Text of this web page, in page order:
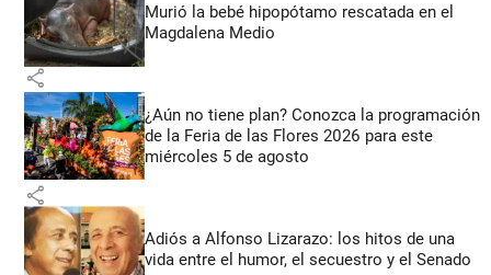
Murió la bebé hipopótamo rescatada en el
Magdalena Medio
share
¿Aún no tiene plan? Conozca la programación
de la Feria de las Flores 2026 para este
miércoles 5 de agosto
share
Adiós a Alfonso Lizarazo: los hitos de una
vida entre el humor, el secuestro y el Senado